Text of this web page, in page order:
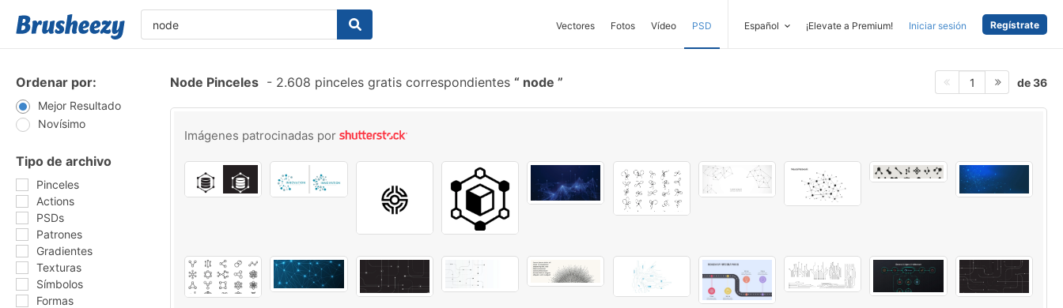
Vectores Fotos Vídeo PSD Español ¡Elevate a Premium! Iniciar sesión Regístrate
Ordenar por:
Mejor Resultado
Novísimo
Tipo de archivo
Pinceles
Actions
PSDs
Patrones
Gradientes
Texturas
Símbolos
Formas
Node Pinceles - 2.608 pinceles gratis correspondientes node 1 de 36
Imágenes patrocinadas por